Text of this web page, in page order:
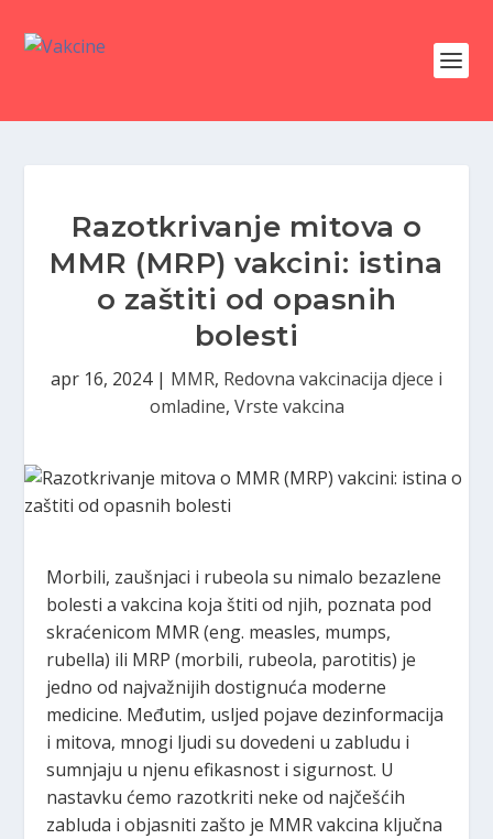
Razotkrivanje mitova o
MMR (MRP) vakcini: istina
o zaštiti od opasnih
bolesti
apr 16, 2024| MMR, Redovna vakcinacija djece i
omladine, Vrste vakcina
Morbili, zaušnjaci i rubeola su nimalo bezazlene
bolesti a vakcina koja štiti od njih, poznata pod
skraćenicom MMR (eng. measles, mumps,
rubella) ili MRP (morbili, rubeola, parotitis) je
jedno od najvažnijih dostignuća moderne
medicine. Međutim, usljed pojave dezinformacija
i mitova, mnogi ljudi su dovedeni u zabludu i
sumnjaju u njenu efikasnost i sigurnost. U
nastavku ćemo razotkriti neke od najčešćih
zabluda i objasniti zašto je MMR vakcina ključna